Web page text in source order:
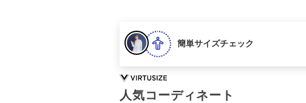
簡単サイズチェック
人気コーディネート